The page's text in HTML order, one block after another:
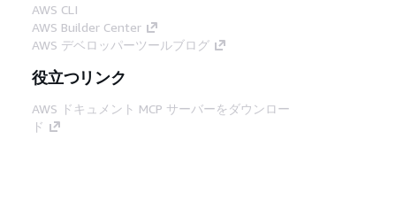
AWS CLI
AWS Builder Center
AWS デベロッパーツールブログ
役立つリンク
AWS ドキュメント MCP サーバーをダウンロー
ド